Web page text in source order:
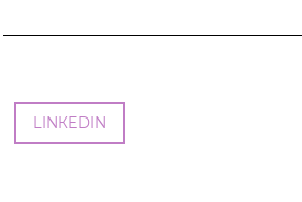
LINKEDIN